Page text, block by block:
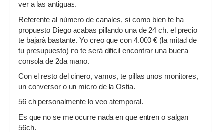
ver a las antiguas.
Referente al número de canales, si como bien te ha
propuesto Diego acabas pillando una de 24 ch, el precio
te bajarà bastante. Yo creo que con 4.000 € (la mitad de
tu presupuesto) no te serà dificil encontrar una buena
consola de 2da mano.
Con el resto del dinero, vamos, te pillas unos monitores,
un conversor o un micro de la Ostia.
56 ch personalmente lo veo atemporal.
Es que no se me ocurre nada en que entren o salgan
56ch.